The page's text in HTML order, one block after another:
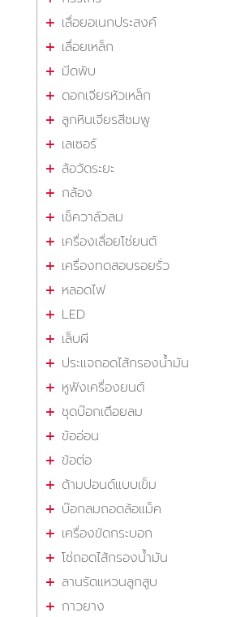
เลื่อยอเนกประสงค์
เลื่อยเหล็ก
มีดพับ
ดอกเจียรหัวเหล็ก
ลูกหินเจียรสีชมพู
เลเซอร์
ล้อวัดระยะ
กล้อง
เช็ควาล์วลม
เครื่องเลื่อยโซ่ยนต์
เครื่องทดสอบรอยรั่ว
หลอดไฟ
LED
เล็บผี
ประแจถอดไส้กรองน้ำมัน
หูฟังเครื่องยนต์
ชุดบ๊อกเดือยลม
ข้ออ่อน
ข้อต่อ
ด้ามปอนด์แบบเข็ม
บ๊อกลมถอดล้อแม็ค
เครื่องขัดกระบอก
โซ่ถอดไส้กรองน้ำมัน
ลานรัดแหวนลูกสูบ
กาวยาง